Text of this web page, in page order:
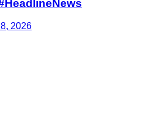
2026